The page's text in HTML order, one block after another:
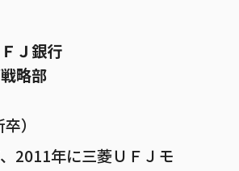
Ｊ銀行
略部
）
2011年に三菱ＵＦＪモ